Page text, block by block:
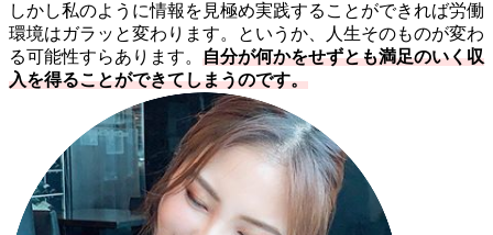
しかし私のように情報を見極め実践することができれば労働
環境はガラッと変わります。というか、人生そのものが変わ
る可能性すらあります。 自分が何かをせずとも満足のいく収
入を得ることができてしまうのです。